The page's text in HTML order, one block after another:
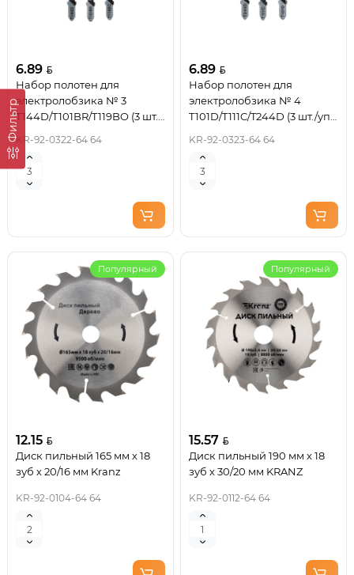
Фильтр
6.89
Набор полотен для
электролобзика № 3
T144D/T101BR/T119BO (3 шт./
уп.) Kranz
KR-92-0322-64 64
6.89
Набор полотен для
электролобзика № 4
T101D/T111C/T244D (3 шт./уп.)
KR-92-0323-64 64
Популярный
12.15
Диск пильный 165 мм х 18
зуб х 20/16 мм Kranz
KR-92-0104-64 64
Популярный
15.57
Диск пильный 190 мм х 18
зуб х 30/20 мм KRANZ
KR-92-0112-64 64